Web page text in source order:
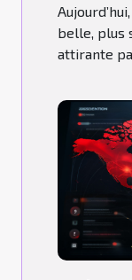
belle, plus
attirante